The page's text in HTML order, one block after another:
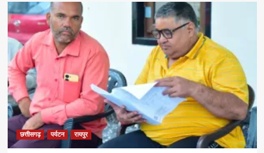
के
दर्शन
के
लिए
रवाना
रजत
पदक
विजेता
ज्ञानेश्वरी
यादव
मंत्री
गजेंद्र
यादव
ने
की
छत्तीसगढ़ पर्यटन रायपुर